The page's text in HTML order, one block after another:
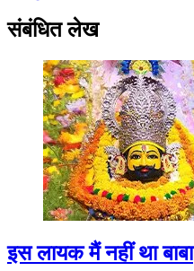
संबंधित लेख
इस लायक मैं नहीं था बाबा